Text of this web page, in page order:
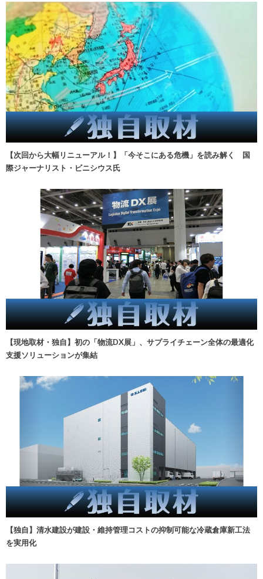
【次回から大幅リニューアル！】「今そこにある危機」を読み解く 国
際ジャーナリスト・ビニシウス氏
【現地取材・独自】初の「物流DX展」、サプライチェーン全体の最適化
支援ソリューションが集結
【独自】清水建設が建設・維持管理コストの抑制可能な冷蔵倉庫新工法
を実用化